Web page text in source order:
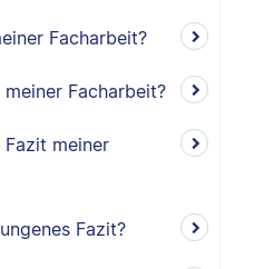
Facharbeit?
Facharbeit?
meiner
Fazit?